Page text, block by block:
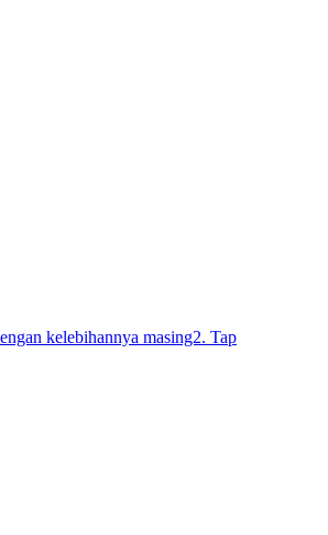
kelebihannya masing2. Tap